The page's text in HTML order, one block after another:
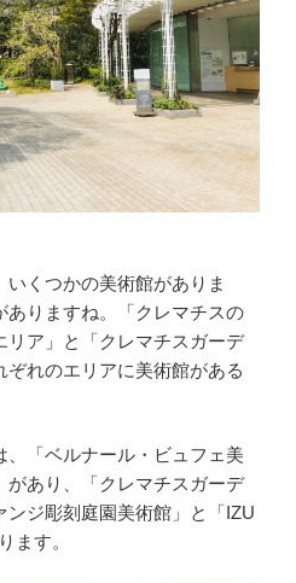
いくつかの美術館がありま
ありますね。「クレマチスの
リア」と「クレマチスガーデ
ぞれのエリアに美術館がある
、「ベルナール・ビュフェ美
があり、「クレマチスガーデ
ンジ彫刻庭園美術館」と「IZU
ます。